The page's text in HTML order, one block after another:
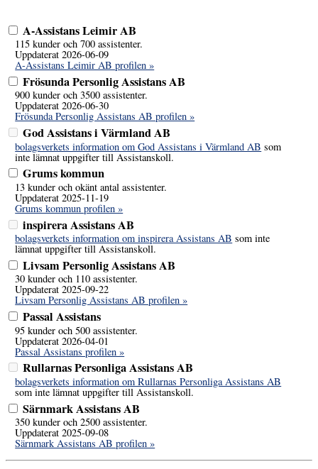
A-Assistans Leimir AB
115 kunder och 700 assistenter.
Uppdaterat 2026-06-09
A-Assistans Leimir AB profilen »
Frösunda Personlig Assistans AB
900 kunder och 3500 assistenter.
Uppdaterat 2026-06-30
Frösunda Personlig Assistans AB profilen »
God Assistans i Värmland AB
bolagsverkets information om God Assistans i Värmland AB som
inte lämnat uppgifter till Assistanskoll.
Grums kommun
13 kunder och okänt antal assistenter.
Uppdaterat 2025-11-19
Grums kommun profilen »
inspirera Assistans AB
bolagsverkets information om inspirera Assistans AB som inte
lämnat uppgifter till Assistanskoll.
Livsam Personlig Assistans AB
30 kunder och 110 assistenter.
Uppdaterat 2025-09-22
Livsam Personlig Assistans AB profilen »
Passal Assistans
95 kunder och 500 assistenter.
Uppdaterat 2026-04-01
Passal Assistans profilen »
Rullarnas Personliga Assistans AB
bolagsverkets information om Rullarnas Personliga Assistans AB
som inte lämnat uppgifter till Assistanskoll.
Särnmark Assistans AB
350 kunder och 2500 assistenter.
Uppdaterat 2025-09-08
Särnmark Assistans AB profilen »